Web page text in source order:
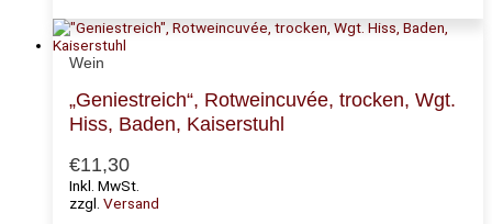
Wein
„Geniestreich“, Rotweincuvée, trocken, Wgt.
Hiss, Baden, Kaiserstuhl
€11,30
Inkl. MwSt.
zzgl. Versand